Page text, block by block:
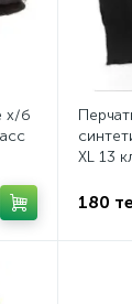
х/б
XL 13
180